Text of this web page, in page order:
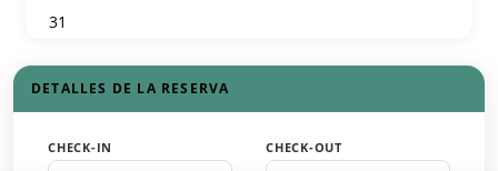
31
DETALLES DE LA RESERVA
CHECK-IN CHECK-OUT